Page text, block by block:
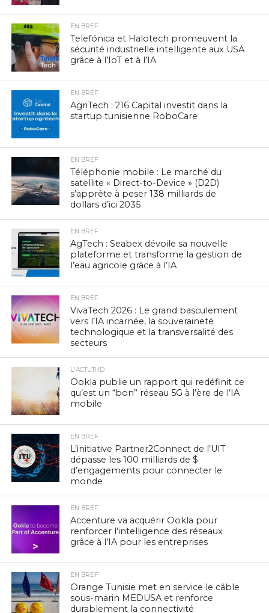
EN BREF
Telefónica et Halotech promeuvent la
sécurité industrielle intelligente aux USA
grâce à l’IoT et à l’IA
EN BREF
AgriTech : 216 Capital investit dans la
startup tunisienne RoboCare
EN BREF
Téléphonie mobile : Le marché du
satellite « Direct-to-Device » (D2D)
s’apprête à peser 138 milliards de
dollars d’ici 2035
EN BREF
AgTech : Seabex dévoile sa nouvelle
plateforme et transforme la gestion de
l’eau agricole grâce à l’IA
EN BREF
VivaTech 2026 : Le grand basculement
vers l’IA incarnée, la souveraineté
technologique et la transversalité des
secteurs
L'ACTUTHD
Ookla publie un rapport qui redéfinit ce
qu’est un “bon” réseau 5G à l’ère de l’IA
mobile
EN BREF
L’initiative Partner2Connect de l’UIT
dépasse les 100 milliards de $
d’engagements pour connecter le
monde
EN BREF
Accenture va acquérir Ookla pour
renforcer l’intelligence des réseaux
grâce à l’IA pour les entreprises
EN BREF
Orange Tunisie met en service le câble
sous-marin MEDUSA et renforce
durablement la connectivité